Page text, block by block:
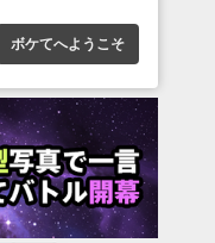
ボケてへようこそ